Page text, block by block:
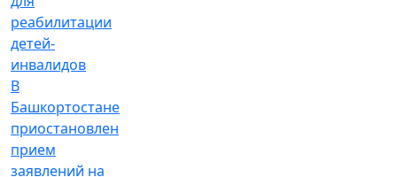
В
Башкортостане
приостановлен
прием
заявлений на